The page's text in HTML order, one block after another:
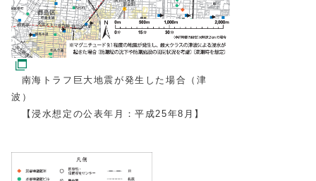
南海トラフ巨大地震が発生した場合（津
波）
【浸水想定の公表年月：平成25年8月】